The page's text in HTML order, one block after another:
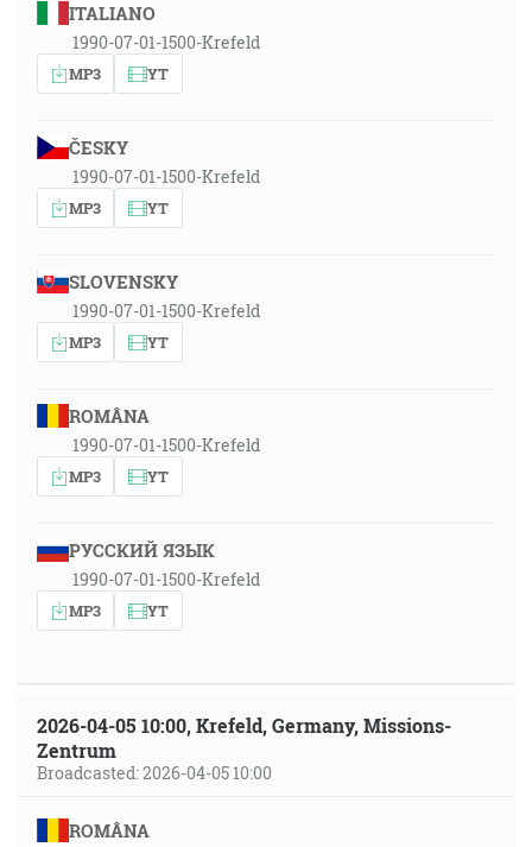
ITALIANO
1990-07-01-1500-Krefeld
MP3 YT
ČESKY
1990-07-01-1500-Krefeld
MP3 YT
SLOVENSKY
1990-07-01-1500-Krefeld
MP3 YT
ROMÂNA
1990-07-01-1500-Krefeld
MP3 YT
РУССКИЙ ЯЗЫК
1990-07-01-1500-Krefeld
MP3 YT
2026-04-05 10:00, Krefeld, Germany, Missions-
Zentrum
Broadcasted: 2026-04-05 10:00
ROMÂNA